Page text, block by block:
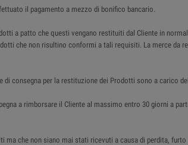
il pagamento a mezzo di bonifico bancario.
a patto che questi vengano restituiti dal Cliente in
che non risultino conformi a tali requisiti. La merce da
consegna per la restituzione dei Prodotti sono a carico
a rimborsare il Cliente al massimo entro 30 giorni a
che non siano mai stati ricevuti a causa di perdita,